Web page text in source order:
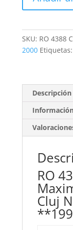
4388.
Cluj
Napoca.
cantidad
SKU: RO 4388
2000 Etiquetas:
Descripción
RO
Cluj